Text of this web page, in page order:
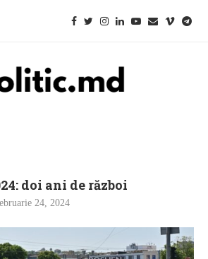
doi ani de război
24, 2024